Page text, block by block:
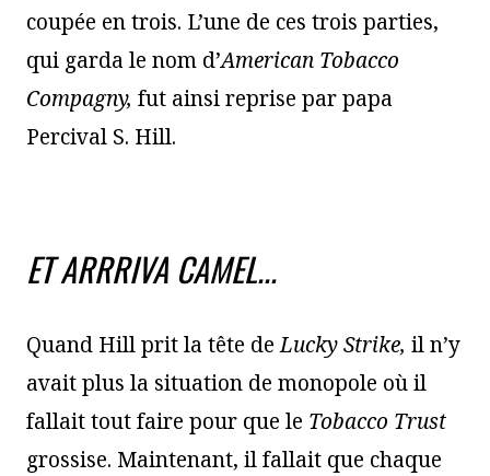
coupée en trois. L’une de ces trois parties,
qui garda le nom d’American Tobacco
Compagny, fut ainsi reprise par papa
Percival S. Hill.
ET ARRRIVA CAMEL...
Quand Hill prit la tête deLucky Strike, il n’y
avait plus la situation de monopole où il
fallait tout faire pour que le Tobacco Trust
grossise. Maintenant, il fallait que chaque